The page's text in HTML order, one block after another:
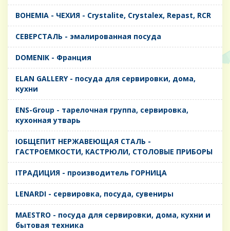
BOHEMIA - ЧЕХИЯ - Crystalite, Crystalex, Repast, RCR
CЕВЕРСТАЛЬ - эмалированная посуда
DOMENIK - Франция
ELAN GALLERY - посуда для сервировки, дома,
кухни
ENS-Group - тарелочная группа, сервировка,
кухонная утварь
IОБЩЕПИТ НЕРЖАВЕЮЩАЯ СТАЛЬ -
ГАСТРОЕМКОСТИ, КАСТРЮЛИ, СТОЛОВЫЕ ПРИБОРЫ
IТРАДИЦИЯ - производитель ГОРНИЦА
LENARDI - сервировка, посуда, сувениры
MAESTRO - посуда для сервировки, дома, кухни и
бытовая техника